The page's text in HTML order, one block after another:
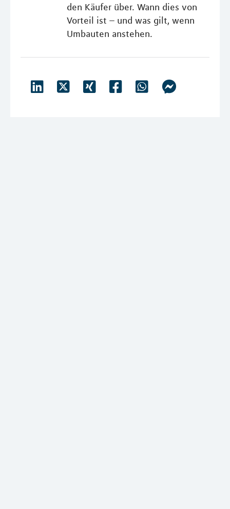
den Käufer über. Wann dies von
Vorteil ist – und was gilt, wenn
Umbauten anstehen.